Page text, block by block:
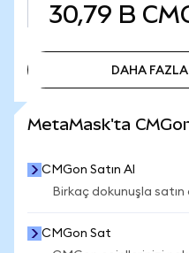
30,79 B
DAHA
MetaMask'ta
CMGon Satın Al
Birkaç dokunuşla satın
CMGon Sat